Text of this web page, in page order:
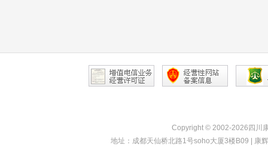
Copyright © 2002-2026四川
地址：成都天仙桥北路1号soho大厦3楼B09 |